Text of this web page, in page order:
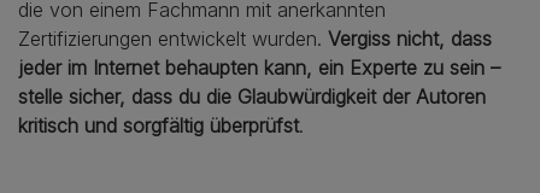
die von einem Fachmann mit anerkannten
Zertifizierungen entwickelt wurden. Vergiss nicht, dass
jeder im Internet behaupten kann, ein Experte zu sein –
stelle sicher, dass du die Glaubwürdigkeit der Autoren
kritisch und sorgfältig überprüfst.